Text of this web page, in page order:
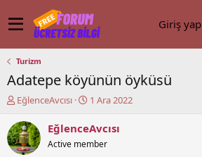
Giriş yap
Turizm
Adatepe köyünün öyküsü
K
n
u
y
EğlenceAvcısı
B
ş
a
1 Ara 2022
EğlenceAvcısı
Active member